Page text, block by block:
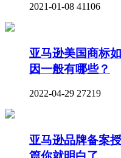
2021-01-08 41106
亚马逊美国商标
因一般有哪些？
2022-04-29 27219
亚马逊品牌备案